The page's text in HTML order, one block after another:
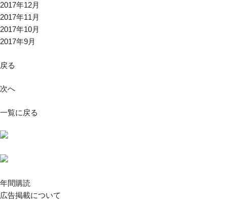
2017年12月
2017年11月
2017年10月
2017年9月
戻る
次へ
一覧に戻る
年間購読
広告掲載について